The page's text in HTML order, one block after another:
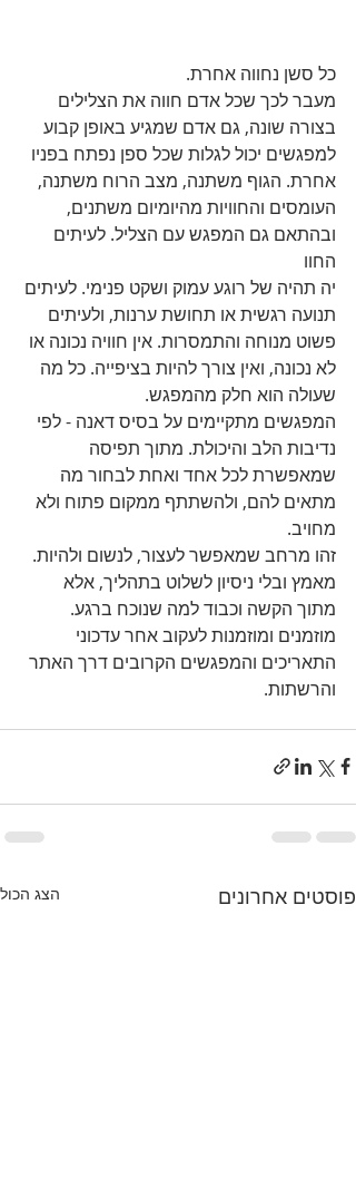
כל סשן נחווה אחרת.
מעבר לכך שכל אדם חווה את הצלילים
בצורה שונה, גם אדם שמגיע באופן קבוע
למפגשים יכול לגלות שכל ספן נפתח בפניו
אחרת. הגוף משתנה, מצב הרוח משתנה,
העומסים והחוויות מהיומיום משתנים,
ובהתאם גם המפגש עם הצליל. לעיתים
החוו
יה תהיה של רוגע עמוק ושקט פנימי. לעיתים
תנועה רגשית או תחושת ערנות, ולעיתים
פשוט מנוחה והתמסרות. אין חוויה נכונה או
לא נכונה, ואין צורך להיות בציפייה. כל מה
שעולה הוא חלק מהמפגש.
המפגשים מתקיימים על בסיס דאנה - לפי
נדיבות הלב והיכולת. מתוך תפיסה
שמאפשרת לכל אחד ואחת לבחור מה
מתאים להם, ולהשתתף ממקום פתוח ולא
מחויב.
זהו מרחב שמאפשר לעצור, לנשום ולהיות.
מאמץ ובלי ניסיון לשלוט בתהליך, אלא
מתוך הקשה וכבוד למה שנוכח ברגע.
מוזמנים ומוזמנות לעקוב אחר עדכוני
התאריכים והמפגשים הקרובים דרך האתר
והרשתות.
פוסטים אחרונים הצג הכול